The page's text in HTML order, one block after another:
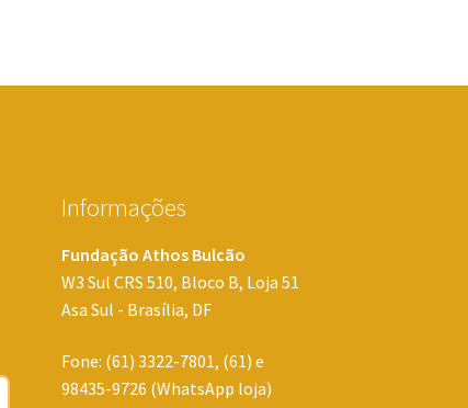
Informações
Fundação Athos Bulcão
W3 Sul CRS 510, Bloco B, Loja 51
Asa Sul - Brasília, DF
Fone: (61) 3322-7801, (61) e
98435-9726 (WhatsApp loja)